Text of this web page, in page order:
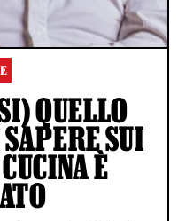
QUELLO
SUI
È